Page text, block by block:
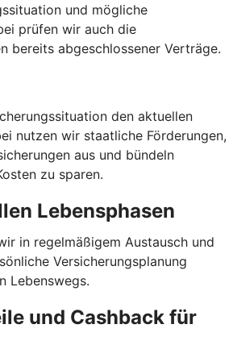
und mögliche
prüfen wir auch die
bereits abgeschlossener Verträge.
den aktuellen
nutzen wir staatliche Förderungen,
aus und bündeln
zu sparen.
Lebensphasen
in regelmäßigem Austausch und
Versicherungsplanung
Lebenswegs.
und Cashback für